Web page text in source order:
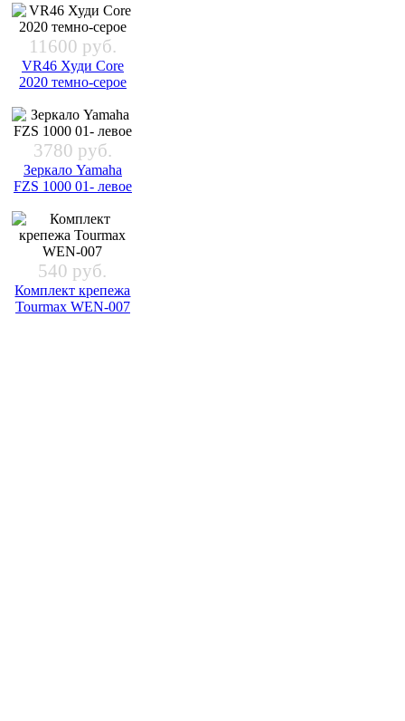
11600 руб.
VR46 Худи Core
2020 темно-серое
3780 руб.
Зеркало Yamaha
FZS 1000 01- левое
540 руб.
Комплект крепежа
Tourmax WEN-007